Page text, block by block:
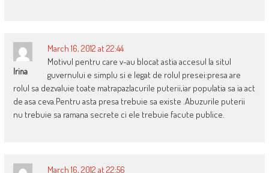
Irina
March 16, 2012 at 22:44
Motivul pentru care v-au blocat astia accesul la situl
guvernului e simplu si e legat de rolul presei:presa are
rolul sa dezvaluie toate matrapazlacurile puterii,iar populatia sa ia act
de asa ceva.Pentru asta presa trebuie sa existe .Abuzurile puterii
nu trebuie sa ramana secrete ci ele trebuie facute publice.
March 16, 2012 at 22:56